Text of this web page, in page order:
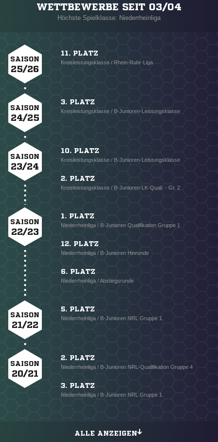
WETTBEWERBE SEIT 03/04
Höchste Spielklasse: Niederrheinliga
SAISON
25/26
11. PLATZ
Kreisleistungsklasse / Rhein-Ruhr-Liga
SAISON
24/25
3. PLATZ
Kreisleistungsklasse / B-Junioren-Leistungsklasse
SAISON
23/24
10. PLATZ
Kreisleistungsklasse / B-Junioren-Leistungsklasse
2. PLATZ
Kreisleistungsklasse / B-Junioren-LK-Quali. - Gr. 2
SAISON
22/23
1. PLATZ
Niederrheinliga / B-Junioren Qualifikation Gruppe 1
12. PLATZ
Niederrheinliga / B-Junioren Hinrunde
6. PLATZ
Niederrheinliga / Abstiegsrunde
SAISON
21/22
5. PLATZ
Niederrheinliga / B-Junioren NRL Gruppe 1
SAISON
20/21
2. PLATZ
Niederrheinliga / B-Junioren NRL-Qualifikation Gruppe 4
3. PLATZ
Niederrheinliga / B-Junioren NRL Gruppe 1
ALLE ANZEIGEN